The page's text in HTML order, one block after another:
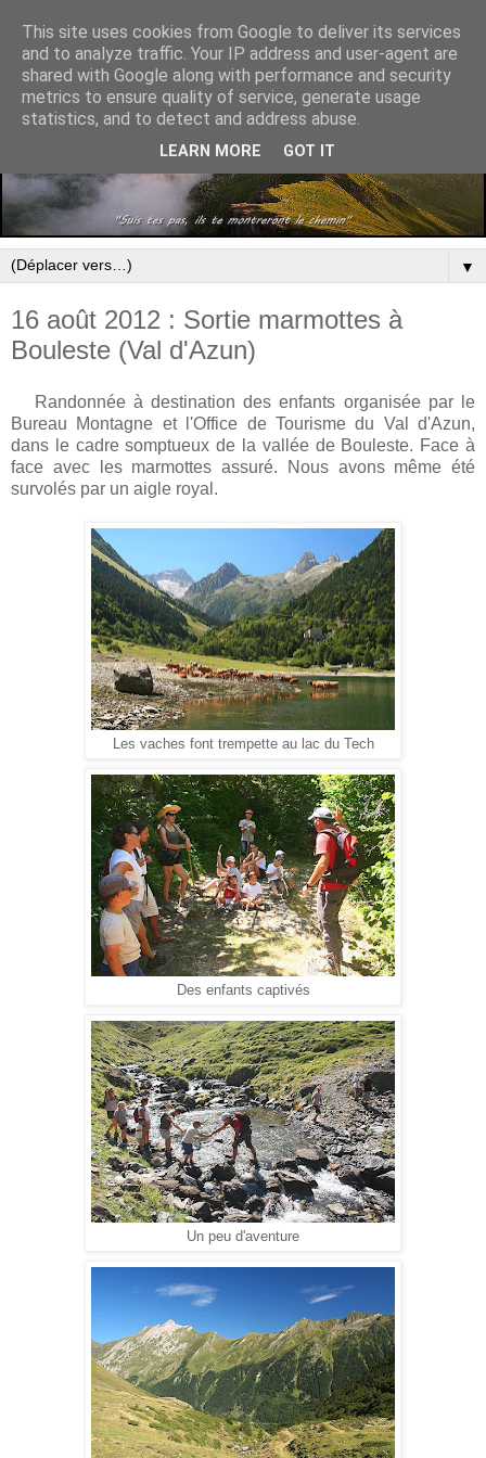
▼
16 août 2012 : Sortie marmottes à
Bouleste (Val d'Azun)
Randonnée à destination des enfants organisée par le
Bureau Montagne et l'Office de Tourisme du Val d'Azun,
dans le cadre somptueux de la vallée de Bouleste. Face à
face avec les marmottes assuré. Nous avons même été
survolés par un aigle royal.
Les vaches font trempette au lac du Tech
Des enfants captivés
Un peu d'aventure
This site uses cookies from Google to deliver its services
and to analyze traffic. Your IP address and user-agent are
shared with Google along with performance and security
metrics to ensure quality of service, generate usage
statistics, and to detect and address abuse.
LEARN MORE GOT IT